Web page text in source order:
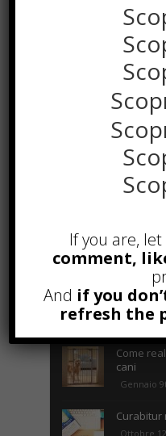
quello
Agosto
Noleggio
le
Maggio
Come
cani
Gennaio
Curabitur
Ottobre
If you are,
comment,
And if you
refresh the